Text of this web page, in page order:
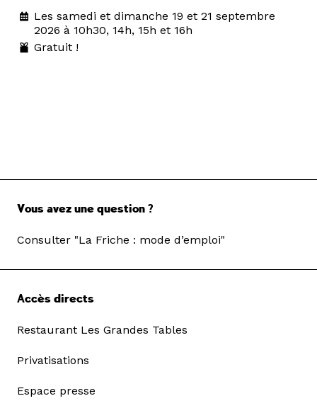
Les samedi et dimanche 19 et 21 septembre
2026 à 10h30, 14h, 15h et 16h
Gratuit !
Vous avez une question ?
Consulter "La Friche : mode d’emploi"
Accès directs
Restaurant Les Grandes Tables
Privatisations
Espace presse